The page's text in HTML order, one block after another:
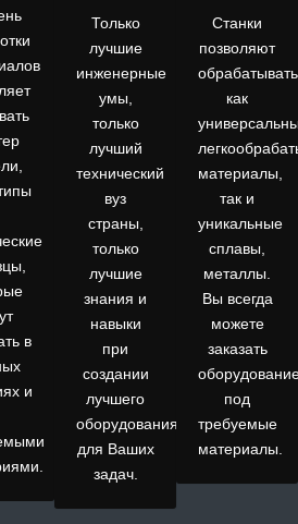
в
и
Только
лучшие
инженерные
умы,
только
лучший
технический
вуз
страны,
только
лучшие
знания и
навыки
при
создании
лучшего
оборудования
для Ваших
задач.
Станки
позволяют
обрабатывать
как
материалы,
так и
уникальные
сплавы,
металлы.
Вы всегда
можете
заказать
под
требуемые
материалы.